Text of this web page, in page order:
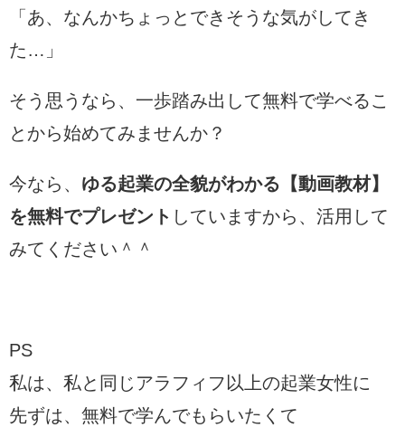
「あ、なんかちょっとできそうな気がしてき
た…」
そう思うなら、一歩踏み出して無料で学べるこ
とから始めてみませんか？
今なら、 ゆる起業の全貌がわかる【動画教材】
を無料でプレゼント していますから、活用して
みてください＾＾
PS
私は、私と同じアラフィフ以上の起業女性に
先ずは、無料で学んでもらいたくて